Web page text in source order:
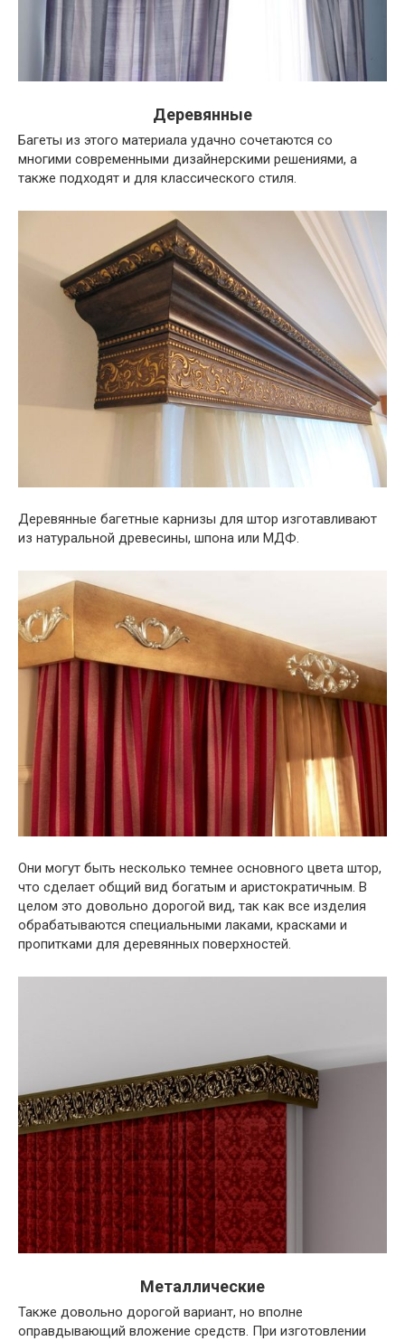
Деревянные
Багеты из этого материала удачно сочетаются со
многими современными дизайнерскими решениями, а
также подходят и для классического стиля.
Деревянные багетные карнизы для штор изготавливают
из натуральной древесины, шпона или МДФ.
Они могут быть несколько темнее основного цвета штор,
что сделает общий вид богатым и аристократичным. В
целом это довольно дорогой вид, так как все изделия
обрабатываются специальными лаками, красками и
пропитками для деревянных поверхностей.
Металлические
Также довольно дорогой вариант, но вполне
оправдывающий вложение средств. При изготовлении